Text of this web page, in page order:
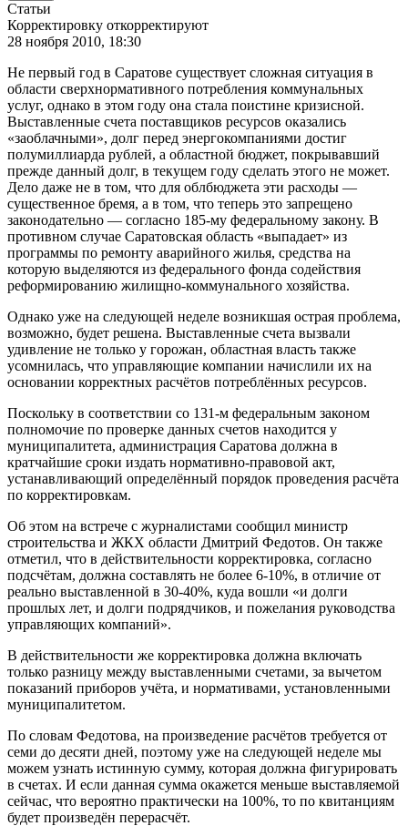
Статьи
Корректировку откорректируют
28 ноября 2010, 18:30
Не первый год в Саратове существует сложная ситуация в
области сверхнормативного потребления коммунальных
услуг, однако в этом году она стала поистине кризисной.
Выставленные счета поставщиков ресурсов оказались
«заоблачными», долг перед энергокомпаниями достиг
полумиллиарда рублей, а областной бюджет, покрывавший
прежде данный долг, в текущем году сделать этого не может.
Дело даже не в том, что для облбюджета эти расходы —
существенное бремя, а в том, что теперь это запрещено
законодательно — согласно 185-му федеральному закону. В
противном случае Саратовская область «выпадает» из
программы по ремонту аварийного жилья, средства на
которую выделяются из федерального фонда содействия
реформированию жилищно-коммунального хозяйства.
Однако уже на следующей неделе возникшая острая проблема,
возможно, будет решена. Выставленные счета вызвали
удивление не только у горожан, областная власть также
усомнилась, что управляющие компании начислили их на
основании корректных расчётов потреблённых ресурсов.
Поскольку в соответствии со 131-м федеральным законом
полномочие по проверке данных счетов находится у
муниципалитета, администрация Саратова должна в
кратчайшие сроки издать нормативно-правовой акт,
устанавливающий определённый порядок проведения расчёта
по корректировкам.
Об этом на встрече с журналистами сообщил министр
строительства и ЖКХ области Дмитрий Федотов. Он также
отметил, что в действительности корректировка, согласно
подсчётам, должна составлять не более 6-10%, в отличие от
реально выставленной в 30-40%, куда вошли «и долги
прошлых лет, и долги подрядчиков, и пожелания руководства
управляющих компаний».
В действительности же корректировка должна включать
только разницу между выставленными счетами, за вычетом
показаний приборов учёта, и нормативами, установленными
муниципалитетом.
По словам Федотова, на произведение расчётов требуется от
семи до десяти дней, поэтому уже на следующей неделе мы
можем узнать истинную сумму, которая должна фигурировать
в счетах. И если данная сумма окажется меньше выставляемой
сейчас, что вероятно практически на 100%, то по квитанциям
будет произведён перерасчёт.